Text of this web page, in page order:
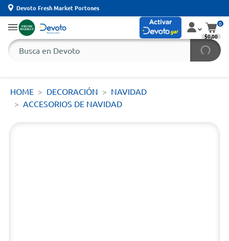
Devoto Fresh Market Portones
0
$0,00
HOME DECORACIÓN
NAVIDAD
ACCESORIOS DE NAVIDAD